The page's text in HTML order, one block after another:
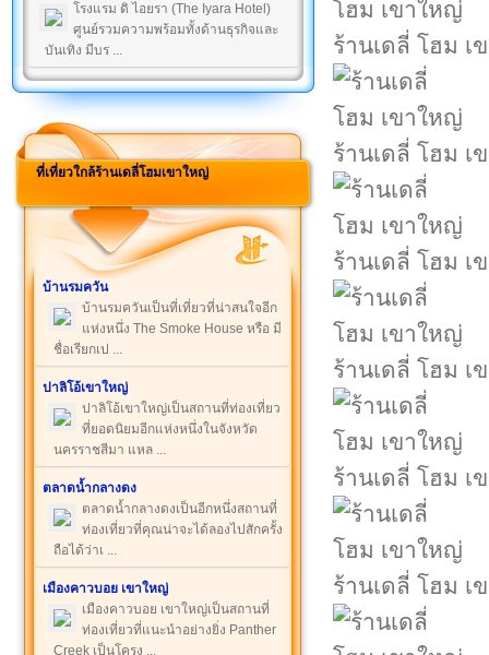
โรงแรม ดิ ไอยรา (The Iyara Hotel)
ศูนย์รวมความพร้อมทั้งด้านธุรกิจและ
บันเทิง มีบร ...
ที่เที่ยวใกล้ร้านเดลี่โฮมเขาใหญ่
บ้านรมควัน
บ้านรมควันเป็นที่เที่ยวที่น่าสนใจอีก
แห่งหนึ่ง The Smoke House หรือ มี
ชื่อเรียกเป ...
ปาลิโอ้เขาใหญ่
ปาลิโอ้เขาใหญ่เป็นสถานที่ท่องเที่ยว
ที่ยอดนิยมอีกแห่งหนึ่งในจังหวัด
นครราชสีมา แหล ...
ตลาดน้ำกลางดง
ตลาดน้ำกลางดงเป็นอีกหนึ่งสถานที่
ท่องเที่ยวที่คุณน่าจะได้ลองไปสักครั้ง
ถือได้ว่าเ ...
เมืองคาวบอย เขาใหญ่
เมืองคาวบอย เขาใหญ่เป็นสถานที่
ท่องเที่ยวที่แนะนำอย่างยิ่ง Panther
Creek เป็นโครง ...
ร้านเดลี่ โฮม เ
ร้านเดลี่ โฮม เ
ร้านเดลี่ โฮม เ
ร้านเดลี่ โฮม เ
ร้านเดลี่ โฮม เ
ร้านเดลี่ โฮม เ